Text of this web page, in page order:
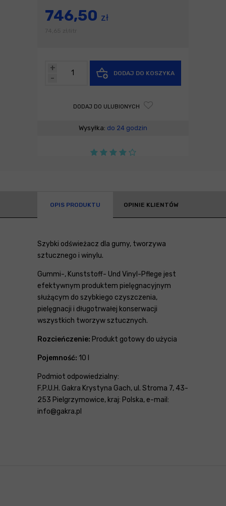
746,50 zł
-
+
DODAJ DO KOSZYKA
DODAJ DO ULUBIONYCH
Wysyłka: do 24 godzin
OPIS PRODUKTU OPINIE KLIENTÓW
Szybki odświeżacz dla gumy, tworzywa
sztucznego i winylu.
Gummi-, Kunststoff- Und Vinyl-Pflege jest
efektywnym produktem pielęgnacyjnym
służącym do szybkiego czyszczenia,
pielęgnacji i długotrwałej konserwacji
wszystkich tworzyw sztucznych.
Rozcieńczenie: Produkt gotowy do użycia
Pojemność: 10 l
Podmiot odpowiedzialny:
F.P.U.H. Gakra Krystyna Gach, ul. Stroma 7, 43-
253 Pielgrzymowice, kraj: Polska, e-mail:
info@gakra.pl